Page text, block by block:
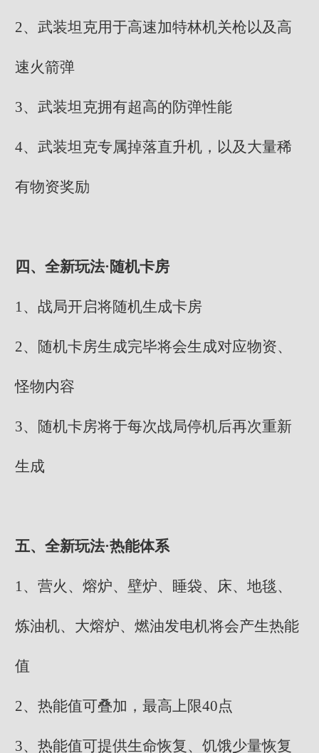
2、武装坦克用于高速加特林机关枪以及高
速火箭弹
3、武装坦克拥有超高的防弹性能
4、武装坦克专属掉落直升机，以及大量稀
有物资奖励
四、全新玩法·随机卡房
1、战局开启将随机生成卡房
2、随机卡房生成完毕将会生成对应物资、
怪物内容
3、随机卡房将于每次战局停机后再次重新
生成
五、全新玩法·热能体系
1、营火、熔炉、壁炉、睡袋、床、地毯、
炼油机、大熔炉、燃油发电机将会产生热能
值
2、热能值可叠加，最高上限40点
3、热能值可提供生命恢复、饥饿少量恢复